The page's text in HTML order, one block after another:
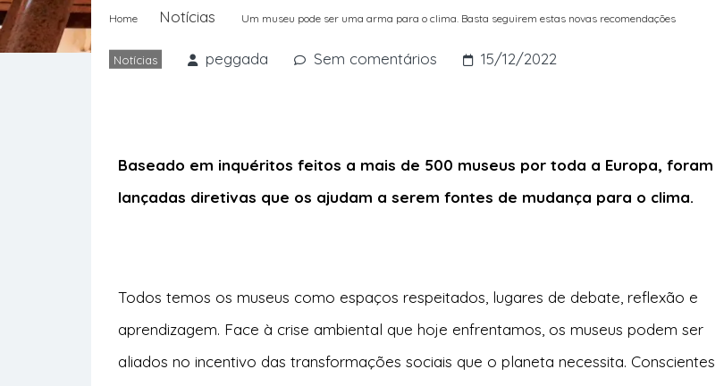
Home Notícias Um museu pode ser uma arma para o clima. Basta seguirem estas novas recomendações
Notícias peggada Sem comentários 15/12/2022
Baseado em inquéritos feitos a mais de 500 museus por toda a Europa, foram
lançadas diretivas que os ajudam a serem fontes de mudança para o clima.
Todos temos os museus como espaços respeitados, lugares de debate, reflexão e
aprendizagem. Face à crise ambiental que hoje enfrentamos, os museus podem ser
aliados no incentivo das transformações sociais que o planeta necessita. Conscientes